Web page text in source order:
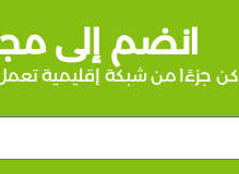
انضم إلى
كن جزءًا من شبكة إقليمية